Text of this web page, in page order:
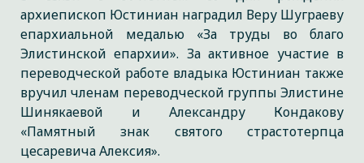
архиепископ Юстиниан наградил Веру Шуграеву
епархиальной медалью «За труды во благо
Элистинской епархии». За активное участие в
переводческой работе владыка Юстиниан также
вручил членам переводческой группы Элистине
Шинякаевой и Александру Кондакову
«Памятный знак святого страстотерпца
цесаревича Алексия».